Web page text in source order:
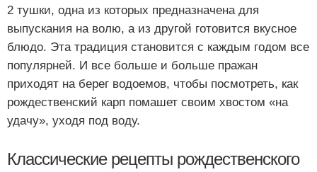
2 тушки, одна из которых предназначена для
выпускания на волю, а из другой готовится вкусное
блюдо. Эта традиция становится с каждым годом все
популярней. И все больше и больше пражан
приходят на берег водоемов, чтобы посмотреть, как
рождественский карп помашет своим хвостом «на
удачу», уходя под воду.
Классические рецепты рождественского